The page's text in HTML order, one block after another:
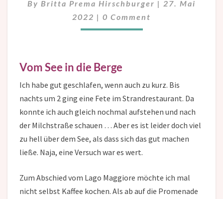
By Britta Prema Hirschburger | 27. Mai
2022 | Comments
0 Comment
Vom See in die Berge
Ich habe gut geschlafen, wenn auch zu kurz. Bis
nachts um 2 ging eine Fete im Strandrestaurant. Da
konnte ich auch gleich nochmal aufstehen und nach
der Milchstraße schauen … Aber es ist leider doch viel
zu hell über dem See, als dass sich das gut machen
ließe. Naja, eine Versuch war es wert.
Zum Abschied vom Lago Maggiore möchte ich mal
nicht selbst Kaffee kochen. Als ab auf die Promenade